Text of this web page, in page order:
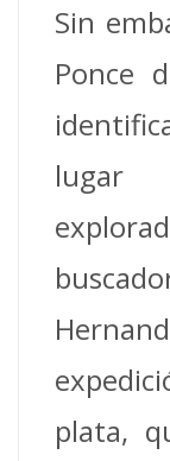
Sin
Ponce
plata,